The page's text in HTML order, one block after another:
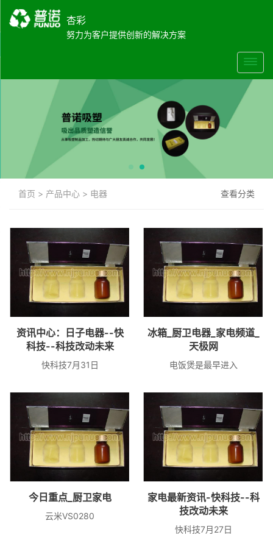
杏彩
努力为客户提供创新的解决方案
首页 > 产品中心 > 电器 查看分类
资讯中心：日子电器--快
科技--科技改动未来
快科技7月31日
冰箱_厨卫电器_家电频道_
天极网
电饭煲是最早进入
今日重点_厨卫家电
云米VS0280
家电最新资讯-快科技--科
技改动未来
快科技7月27日